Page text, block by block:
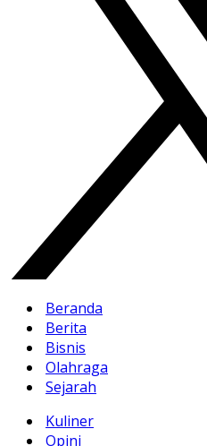
Beranda
Berita
Bisnis
Olahraga
Sejarah
Kuliner
Opini